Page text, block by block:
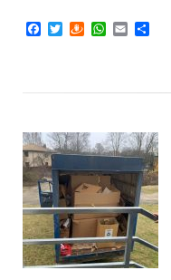
Facebook
TwitterDraugiem
WhatsApp
Email